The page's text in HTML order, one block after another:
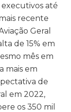
até
recente
Geral
de 15% em
mês em
mais em
de
em 2022,
os 350 mil